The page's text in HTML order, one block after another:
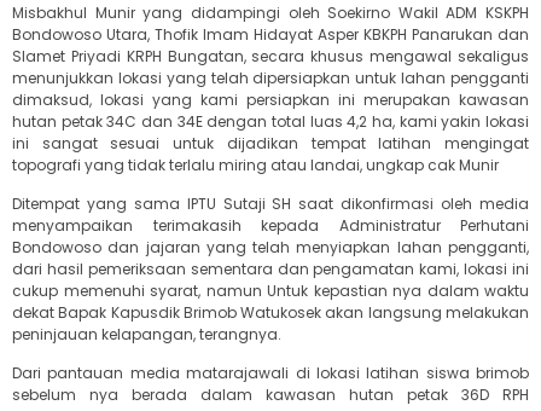
Misbakhul Munir yang didampingi oleh Soekirno Wakil ADM KSKPH
Bondowoso Utara, Thofik Imam Hidayat Asper KBKPH Panarukan dan
Slamet Priyadi KRPH Bungatan, secara khusus mengawal sekaligus
menunjukkan lokasi yang telah dipersiapkan untuk lahan pengganti
dimaksud, lokasi yang kami persiapkan ini merupakan kawasan
hutan petak 34C dan 34E dengan total luas 4,2 ha, kami yakin lokasi
ini sangat sesuai untuk dijadikan tempat latihan mengingat
topografi yang tidak terlalu miring atau landai, ungkap cak Munir
Ditempat yang sama IPTU Sutaji SH saat dikonfirmasi oleh media
menyampaikan terimakasih kepada Administratur Perhutani
Bondowoso dan jajaran yang telah menyiapkan lahan pengganti,
dari hasil pemeriksaan sementara dan pengamatan kami, lokasi ini
cukup memenuhi syarat, namun Untuk kepastian nya dalam waktu
dekat Bapak Kapusdik Brimob Watukosek akan langsung melakukan
peninjauan kelapangan, terangnya.
Dari pantauan media matarajawali di lokasi latihan siswa brimob
sebelum nya berada dalam kawasan hutan petak 36D RPH